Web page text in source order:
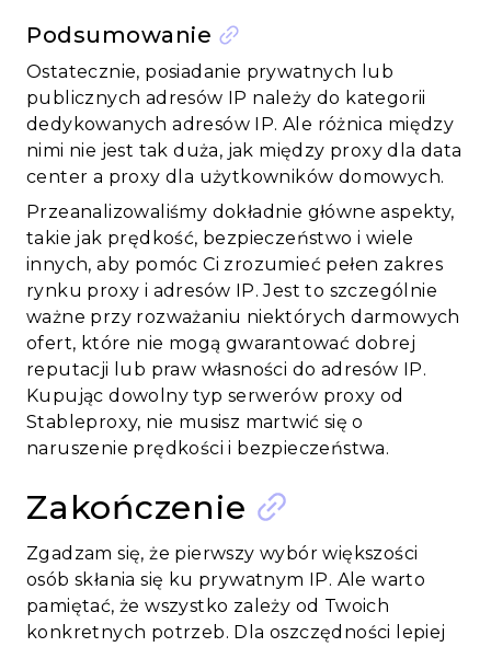
Podsumowanie
Ostatecznie, posiadanie prywatnych lub
publicznych adresów IP należy do kategorii
dedykowanych adresów IP. Ale różnica między
nimi nie jest tak duża, jak między proxy dla data
center a proxy dla użytkowników domowych.
Przeanalizowaliśmy dokładnie główne aspekty,
takie jak prędkość, bezpieczeństwo i wiele
innych, aby pomóc Ci zrozumieć pełen zakres
rynku proxy i adresów IP. Jest to szczególnie
ważne przy rozważaniu niektórych darmowych
ofert, które nie mogą gwarantować dobrej
reputacji lub praw własności do adresów IP.
Kupując dowolny typ serwerów proxy od
Stableproxy, nie musisz martwić się o
naruszenie prędkości i bezpieczeństwa.
Zakończenie
Zgadzam się, że pierwszy wybór większości
osób skłania się ku prywatnym IP. Ale warto
pamiętać, że wszystko zależy od Twoich
konkretnych potrzeb. Dla oszczędności lepiej